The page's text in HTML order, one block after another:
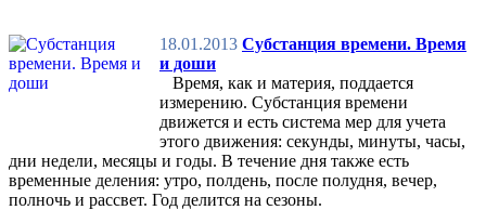
18.01.2013 Субстанция времени. Время
и доши
Время, как и материя, поддается
измерению. Субстанция времени
движется и есть система мер для учета
этого движения: секунды, минуты, часы,
дни недели, месяцы и годы. В течение дня также есть
временные деления: утро, полдень, после полудня, вечер,
полночь и рассвет. Год делится на сезоны.